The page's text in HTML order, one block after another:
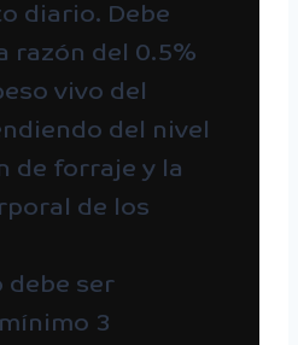
diario. Debe
razón del 0.5%
vivo del
del nivel
de forraje y la
de los
debe ser
3